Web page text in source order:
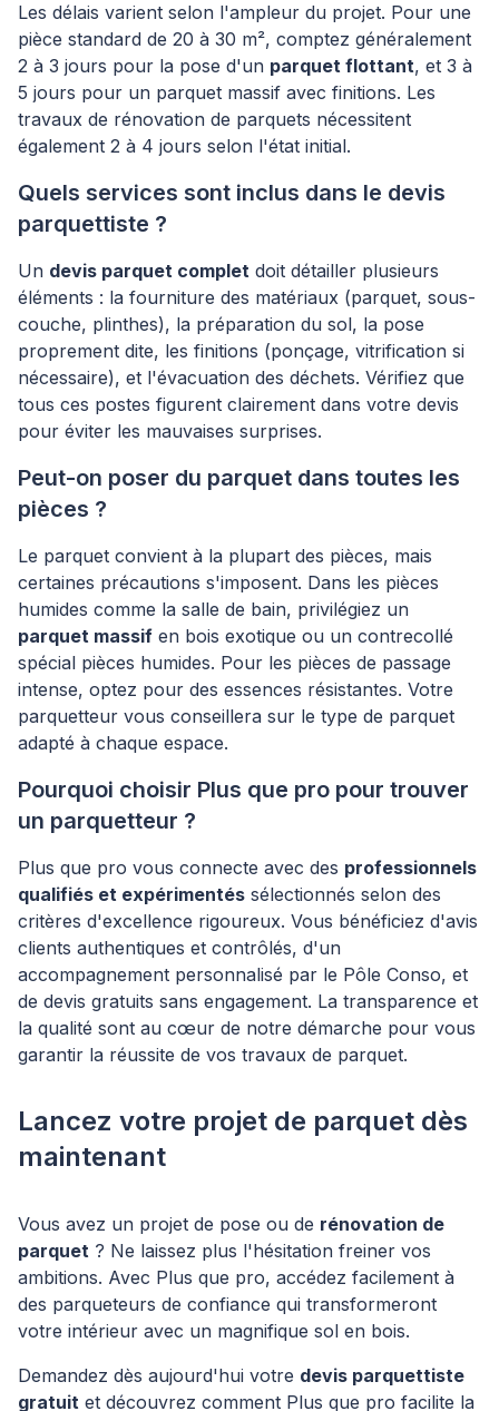
Les délais varient selon l'ampleur du projet. Pour une
pièce standard de 20 à 30 m², comptez généralement
2 à 3 jours pour la pose d'un parquet flottant, et 3 à
5 jours pour un parquet massif avec finitions. Les
travaux de rénovation de parquets nécessitent
également 2 à 4 jours selon l'état initial.
Quels services sont inclus dans le devis
parquettiste ?
Un devis parquet complet doit détailler plusieurs
éléments : la fourniture des matériaux (parquet, sous-
couche, plinthes), la préparation du sol, la pose
proprement dite, les finitions (ponçage, vitrification si
nécessaire), et l'évacuation des déchets. Vérifiez que
tous ces postes figurent clairement dans votre devis
pour éviter les mauvaises surprises.
Peut-on poser du parquet dans toutes les
pièces ?
Le parquet convient à la plupart des pièces, mais
certaines précautions s'imposent. Dans les pièces
humides comme la salle de bain, privilégiez un
parquet massif en bois exotique ou un contrecollé
spécial pièces humides. Pour les pièces de passage
intense, optez pour des essences résistantes. Votre
parquetteur vous conseillera sur le type de parquet
adapté à chaque espace.
Pourquoi choisir Plus que pro pour trouver
un parquetteur ?
Plus que pro vous connecte avec des professionnels
qualifiés et expérimentés sélectionnés selon des
critères d'excellence rigoureux. Vous bénéficiez d'avis
clients authentiques et contrôlés, d'un
accompagnement personnalisé par le Pôle Conso, et
de devis gratuits sans engagement. La transparence et
la qualité sont au cœur de notre démarche pour vous
garantir la réussite de vos travaux de parquet.
Lancez votre projet de parquet dès
maintenant
Vous avez un projet de pose ou de rénovation de
parquet ? Ne laissez plus l'hésitation freiner vos
ambitions. Avec Plus que pro, accédez facilement à
des parqueteurs de confiance qui transformeront
votre intérieur avec un magnifique sol en bois.
Demandez dès aujourd'hui votre devis parquettiste
gratuit et découvrez comment Plus que pro facilite la